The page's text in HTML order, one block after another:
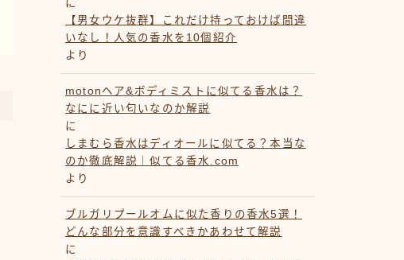
に
【男女ウケ抜群】これだけ持っておけば間違
いなし！人気の香水を10個紹介
より
motonヘア&ボディミストに似てる香水は？
なにに近い匂いなのか解説
に
しまむら香水はディオールに似てる？本当な
のか徹底解説｜似てる香水.com
より
ブルガリプールオムに似た香りの香水5選！
どんな部分を意識すべきかあわせて解説
に